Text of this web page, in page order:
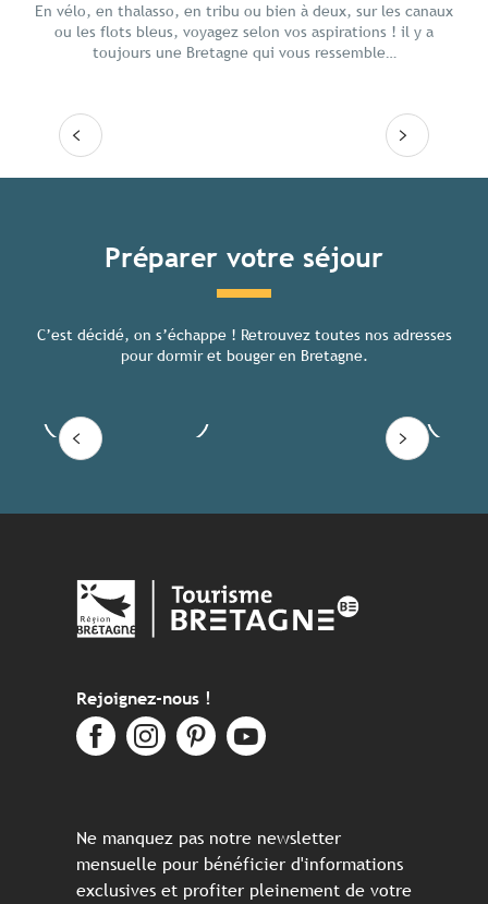
En vélo, en thalasso, en tribu ou bien à deux, sur les canaux
ou les flots bleus, voyagez selon vos aspirations ! il y a
toujours une Bretagne qui vous ressemble…
Lire la suite
Préparer votre séjour
C’est décidé, on s’échappe ! Retrouvez toutes nos adresses
pour dormir et bouger en Bretagne.
Tous les hébergements
Voir les offres
Rejoignez-nous !
Ne manquez pas notre newsletter
mensuelle pour bénéficier d'informations
exclusives et profiter pleinement de votre